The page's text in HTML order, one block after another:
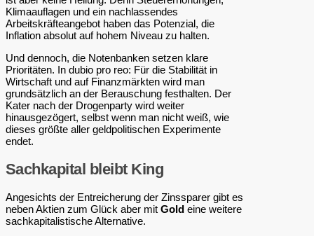
Klimaauflagen und ein nachlassendes
Arbeitskräfteangebot haben das Potenzial, die
Inflation absolut auf hohem Niveau zu halten.
Und dennoch, die Notenbanken setzen klare
Prioritäten. In dubio pro reo: Für die Stabilität in
Wirtschaft und auf Finanzmärkten wird man
grundsätzlich an der Berauschung festhalten. Der
Kater nach der Drogenparty wird weiter
hinausgezögert, selbst wenn man nicht weiß, wie
dieses größte aller geldpolitischen Experimente
endet.
Sachkapital bleibt King
Angesichts der Entreicherung der Zinssparer gibt es
neben Aktien zum Glück aber mit Gold eine weitere
sachkapitalistische Alternative.